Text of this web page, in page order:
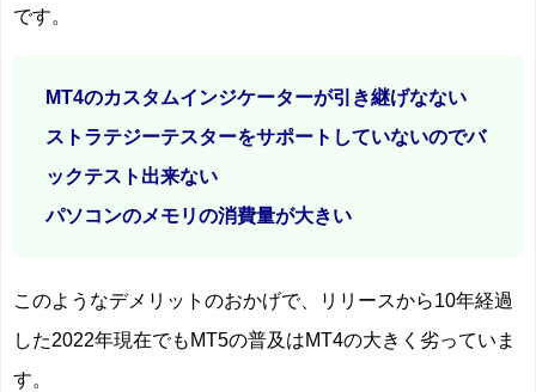
です。
MT4のカスタムインジケーターが引き継げなない
ストラテジーテスターをサポートしていないのでバ
ックテスト出来ない
パソコンのメモリの消費量が大きい
このようなデメリットのおかげで、リリースから10年経過
した2022年現在でもMT5の普及はMT4の大きく劣っていま
す。